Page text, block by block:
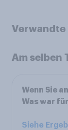
Verwandte
Am selben
Wenn Sie
Was war
Siehe